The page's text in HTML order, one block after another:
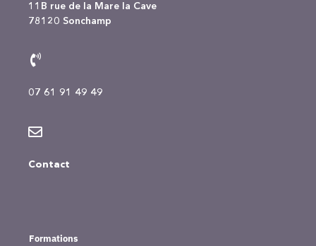
11B rue de la Mare la Cave
78120 Sonchamp
07 61 91 49 49
Contact
Formations